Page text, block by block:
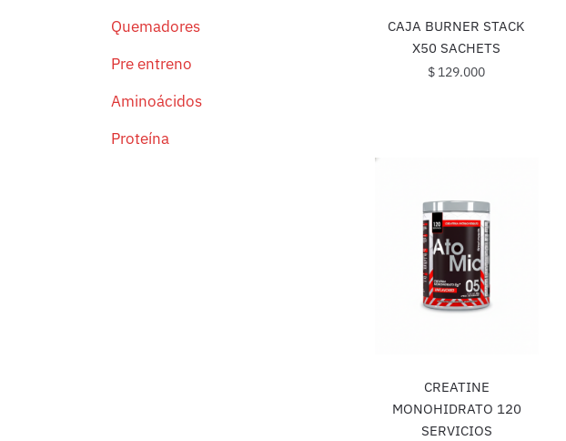
Quemadores
Pre entreno
Aminoácidos
Proteína
CAJA BURNER STACK
X50 SACHETS
$ 129.000
CREATINE
MONOHIDRATO 120
SERVICIOS